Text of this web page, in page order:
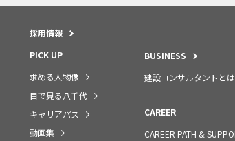
採用情報
PICK UP
求める人物像
目で見る八千代
キャリアパス
動画集
BUSINESS
建設コンサルタントとは
CAREER
CAREER PATH &